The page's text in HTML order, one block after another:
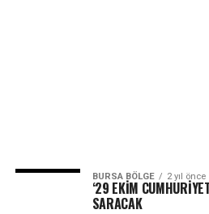
BURSA BÖLGE 2 yıl önce
‘29 EKİM
SARACAK